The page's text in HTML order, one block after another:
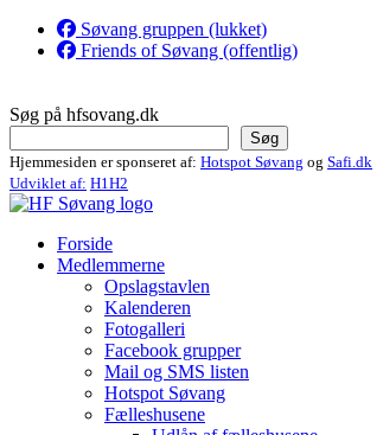
Søvang gruppen (lukket)
Friends of Søvang (offentlig)
Søg på hfsovang.dk
Søg
Hjemmesiden er sponseret af: Hotspot Søvang og Safi.dk
Udviklet af: H1H2
Forside
Medlemmerne
Opslagstavlen
Kalenderen
Fotogalleri
Facebook grupper
Mail og SMS listen
Hotspot Søvang
Fælleshusene